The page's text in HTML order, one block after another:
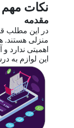
نکات مهم
مقدمه
در این مطلب
منزلی هستند.
اهمیتی
این لوازم به